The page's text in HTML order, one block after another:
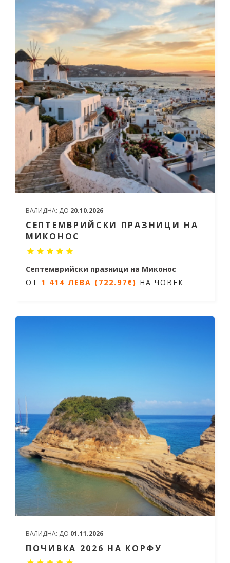
ВАЛИДНА: ДО 20.10.2026
СЕПТЕМВРИЙСКИ ПРАЗНИЦИ НА
МИКОНОС
Септемврийски празници на Миконос
5 дни / 4 нощувки
ОТ 1 414 ЛЕВА (722.97€) НА ЧОВЕК
ВАЛИДНА: ДО 01.11.2026
ПОЧИВКА 2026 НА КОРФУ